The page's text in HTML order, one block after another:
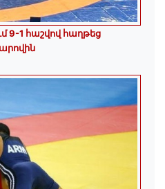
9-1 հաշվով հաղթեց